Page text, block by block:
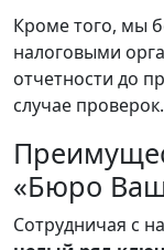
Кроме того, мы
налоговыми
отчетности до
случае проверок.
«Бюро
Сотрудничая с